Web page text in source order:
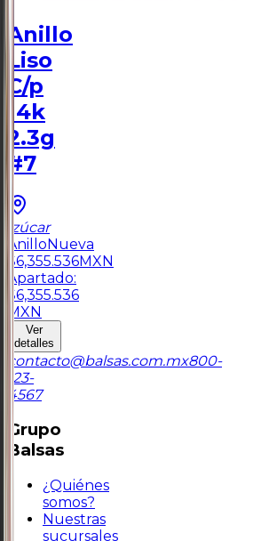
Anillo
Liso
C/p
14k
2.3g
#7
Izúcar
AnilloNueva
$6,355.536MXN
Apartado:
$6,355.536
MXN
Ver
detalles
contacto@balsas.com.mx800-
123-
4567
Grupo
Balsas
¿Quiénes
somos?
Nuestras
sucursales